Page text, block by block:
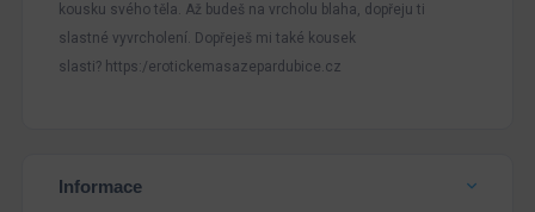
kousku svého těla. Až budeš na vrcholu blaha, dopřeju ti
slastné vyvrcholení. Dopřeješ mi také kousek
slasti? https:/erotickemasazepardubice.cz
Informace